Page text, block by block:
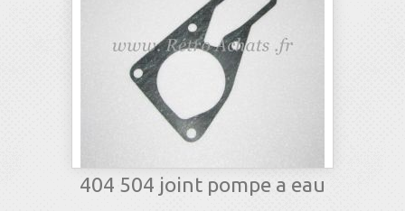
404 504 joint pompe a eau